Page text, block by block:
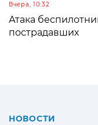
Вчера, 10:32
Атака
пострадавших
НОВОСТИ